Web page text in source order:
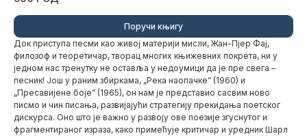
Поручи књигу
Док приступа песми као живој материји мисли, Жан-Пјер Фај,
филозоф и теоретичар, творац многих књижевних покрета, ни у
једном нас тренутку не оставља у недоумици да је пре свега –
песник! Још у раним збиркама, „Река наопачке” (1960) и
„Пресавијене боје” (1965), он нам је представио сасвим ново
писмо и чин писања, развијајући стратегију прекидања поетског
дискурса. Оно што је важно у развоју ове поезије згуснутог и
фрагментираног израза, како примећује критичар и уредник Шарл